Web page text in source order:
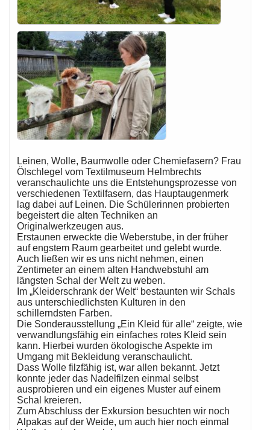
Leinen, Wolle, Baumwolle oder Chemiefasern? Frau
Ölschlegel vom Textilmuseum Helmbrechts
veranschaulichte uns die Entstehungsprozesse von
verschiedenen Textilfasern, das Hauptaugenmerk
lag dabei auf Leinen. Die Schülerinnen probierten
begeistert die alten Techniken an
Originalwerkzeugen aus.
Erstaunen erweckte die Weberstube, in der früher
auf engstem Raum gearbeitet und gelebt wurde.
Auch ließen wir es uns nicht nehmen, einen
Zentimeter an einem alten Handwebstuhl am
längsten Schal der Welt zu weben.
Im „Kleiderschrank der Welt“ bestaunten wir Schals
aus unterschiedlichsten Kulturen in den
schillerndsten Farben.
Die Sonderausstellung „Ein Kleid für alle“ zeigte, wie
verwandlungsfähig ein einfaches rotes Kleid sein
kann. Hierbei wurden ökologische Aspekte im
Umgang mit Bekleidung veranschaulicht.
Dass Wolle filzfähig ist, war allen bekannt. Jetzt
konnte jeder das Nadelfilzen einmal selbst
ausprobieren und ein eigenes Muster auf einem
Schal kreieren.
Zum Abschluss der Exkursion besuchten wir noch
Alpakas auf der Weide, um auch hier noch einmal